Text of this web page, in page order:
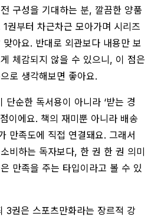
구성을 기대하는 분, 깔끔한 양품
권부터 차근차근 모아가며 시리즈
아요. 반대로 외관보다 내용만 보
체감되지 않을 수 있으니, 이 점은
로 생각해보면 좋아요.
순한 독서용이 아니라 ‘받는 경
이에요. 책의 재미뿐 아니라 배송
만족도에 직접 연결돼요. 그래서
비하는 독자보다, 한 권 한 권 의미
만족을 주는 타입이라고 볼 수 있
3권은 스포츠만화라는 장르적 강